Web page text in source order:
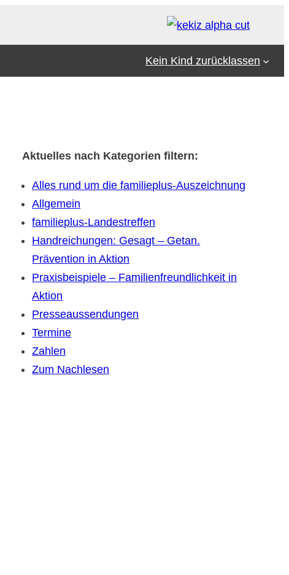
Kein Kind zurücklassen
Aktuelles nach Kategorien filtern:
Alles rund um die familieplus-Auszeichnung
Allgemein
familieplus-Landestreffen
Handreichungen: Gesagt – Getan.
Prävention in Aktion
Praxisbeispiele – Familienfreundlichkeit in
Aktion
Presseaussendungen
Termine
Zahlen
Zum Nachlesen